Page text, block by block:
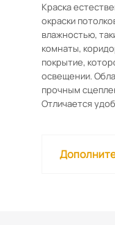
Краска
окраски
влажностью,
комнаты,
покрытие,
освещении.
прочным
Отличается